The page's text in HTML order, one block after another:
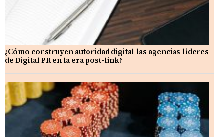
¿Cómo construyen autoridad digital las agencias líderes
de Digital PR en la era post-link?